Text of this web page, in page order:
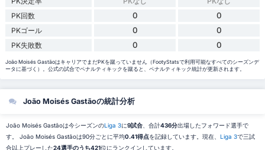
PK回数
0 0
PKゴール 0 0
PK失敗数 0 0
João Moisés GastãoはキャリアでまだPKを蹴っていません（FootyStatsで利用可能なすべてのシーズンデ
ータに基づく）。公式の試合でペナルティキックを蹴ると、ペナルティキック統計が更新されます。
João Moisés Gastãoの統計分析
João Moisés Gastãoは今シーズンのLiga 3に9試合、合計436分出場したフォワード選手で
す。 João Moisés Gastãoは90分ごとに平均0.41得点を記録しています。現在、 Liga 3で三試
合以上プレーした24選手のうち421位にランクインしています。